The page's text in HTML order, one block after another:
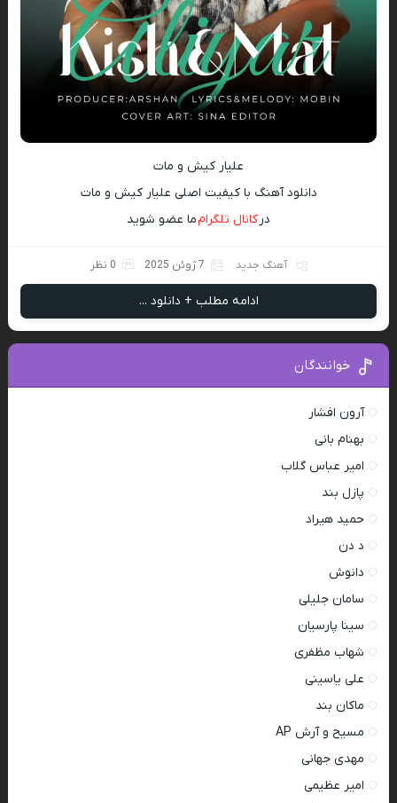
علیار کیش و مات
دانلود آهنگ با کیفیت اصلی علیار کیش و مات
درکانال تلگرامما عضو شوید
آهنگ جدید 7 ژوئن 2025 0 نظر
ادامه مطلب + دانلود ...
خوانندگان
آرون افشار
بهنام بانی
امیر عباس گلاب
پازل بند
حمید هیراد
د دن
دانوش
سامان جلیلی
سینا پارسیان
شهاب مظفری
علی یاسینی
ماکان بند
مسیح و آرش AP
مهدی جهانی
امیر عظیمی